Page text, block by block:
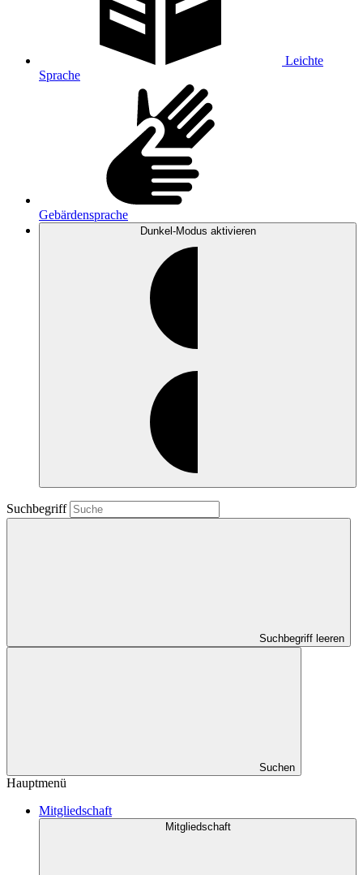
Leichte
Sprache
Gebärdensprache
Dunkel-Modus aktivieren
Suchbegriff
Suchbegriff leeren
Suchen
Hauptmenü
Mitgliedschaft
Mitgliedschaft